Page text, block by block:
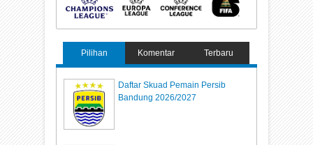
Pilihan Komentar Terbaru
Daftar Skuad Pemain Persib
Bandung 2026/2027